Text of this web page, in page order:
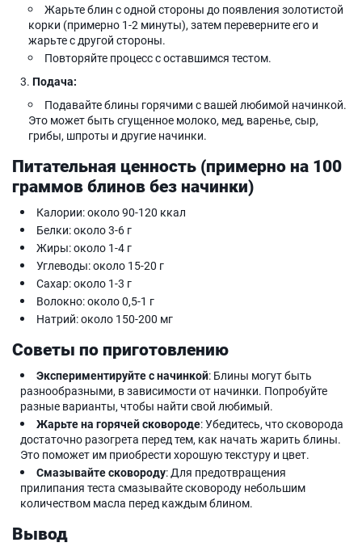
Жарьте блин с одной стороны до появления золотистой
корки (примерно 1-2 минуты), затем переверните его и
жарьте с другой стороны.
Повторяйте процесс с оставшимся тестом.
Подача:
Подавайте блины горячими с вашей любимой начинкой.
Это может быть сгущенное молоко, мед, варенье, сыр,
грибы, шпроты и другие начинки.
Питательная ценность (примерно на 100
граммов блинов без начинки)
Калории: около 90-120 ккал
Белки: около 3-6 г
Жиры: около 1-4 г
Углеводы: около 15-20 г
Сахар: около 1-3 г
Волокно: около 0,5-1 г
Натрий: около 150-200 мг
Советы по приготовлению
Экспериментируйте с начинкой: Блины могут быть
разнообразными, в зависимости от начинки. Попробуйте
разные варианты, чтобы найти свой любимый.
Жарьте на горячей сковороде: Убедитесь, что сковорода
достаточно разогрета перед тем, как начать жарить блины.
Это поможет им приобрести хорошую текстуру и цвет.
Смазывайте сковороду: Для предотвращения
прилипания теста смазывайте сковороду небольшим
количеством масла перед каждым блином.
Вывод